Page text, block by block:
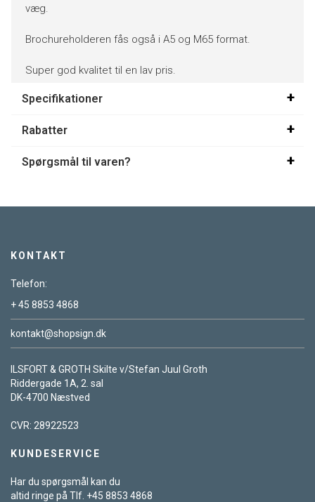
væg.
Brochureholderen fås også i A5 og M65 format.
Super god kvalitet til en lav pris.
Specifikationer
Rabatter
Spørgsmål til varen?
KONTAKT
Telefon:
+ 45 8853 4868
kontakt@shopsign.dk
ILSFORT & GROTH Skilte v/Stefan Juul Groth
Riddergade 1A, 2. sal
DK-4700 Næstved
CVR: 28922523
KUNDESERVICE
Har du spørgsmål kan du
altid ringe på Tlf. +45 8853 4868